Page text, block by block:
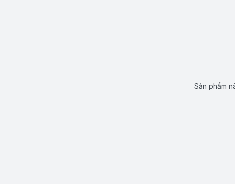
Sản phẩm